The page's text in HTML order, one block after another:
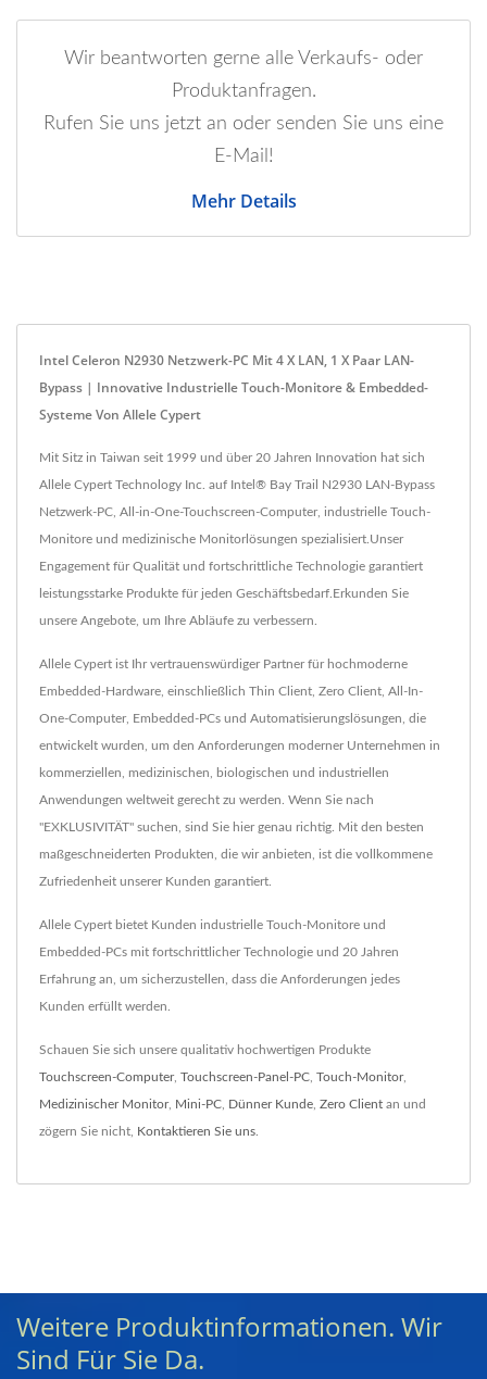
Wir beantworten gerne alle Verkaufs- oder
Produktanfragen.
Rufen Sie uns jetzt an oder senden Sie uns eine
E-Mail!
Mehr Details
Intel Celeron N2930 Netzwerk-PC Mit 4 X LAN, 1 X Paar LAN-
Bypass | Innovative Industrielle Touch-Monitore & Embedded-
Systeme Von Allele Cypert
Mit Sitz in Taiwan seit 1999 und über 20 Jahren Innovation hat sich
Allele Cypert Technology Inc. auf Intel® Bay Trail N2930 LAN-Bypass
Netzwerk-PC, All-in-One-Touchscreen-Computer, industrielle Touch-
Monitore und medizinische Monitorlösungen spezialisiert.Unser
Engagement für Qualität und fortschrittliche Technologie garantiert
leistungsstarke Produkte für jeden Geschäftsbedarf.Erkunden Sie
unsere Angebote, um Ihre Abläufe zu verbessern.
Allele Cypert ist Ihr vertrauenswürdiger Partner für hochmoderne
Embedded-Hardware, einschließlich Thin Client, Zero Client, All-In-
One-Computer, Embedded-PCs und Automatisierungslösungen, die
entwickelt wurden, um den Anforderungen moderner Unternehmen in
kommerziellen, medizinischen, biologischen und industriellen
Anwendungen weltweit gerecht zu werden. Wenn Sie nach
"EXKLUSIVITÄT" suchen, sind Sie hier genau richtig. Mit den besten
maßgeschneiderten Produkten, die wir anbieten, ist die vollkommene
Zufriedenheit unserer Kunden garantiert.
Allele Cypert bietet Kunden industrielle Touch-Monitore und
Embedded-PCs mit fortschrittlicher Technologie und 20 Jahren
Erfahrung an, um sicherzustellen, dass die Anforderungen jedes
Kunden erfüllt werden.
Schauen Sie sich unsere qualitativ hochwertigen Produkte
Touchscreen-Computer, Touchscreen-Panel-PC Touch-Monitor,
Medizinischer Monitor, Mini-PC Dünner Kunde Zero Client an und
zögern Sie nicht, Kontaktieren Sie uns
Weitere Produktinformationen. Wir
Sind Für Sie Da.